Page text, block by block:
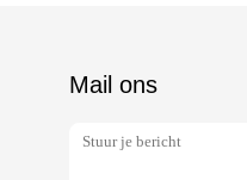
Mail ons